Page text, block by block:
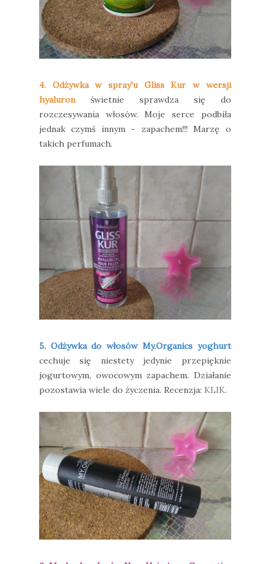
4. Odżywka w spray'u Gliss Kur w wersji
hyaluronświetnie sprawdza się do
rozczesywania włosów. Moje serce podbiła
jednak czymś innym - zapachem!!! Marzę o
takich perfumach.
5. Odżywka do włosów My.Organics yoghurt
cechuje się niestety jedynie przepięknie
jogurtowym, owocowym zapachem. Działanie
pozostawia wiele do życzenia. Recenzja: KLIK.